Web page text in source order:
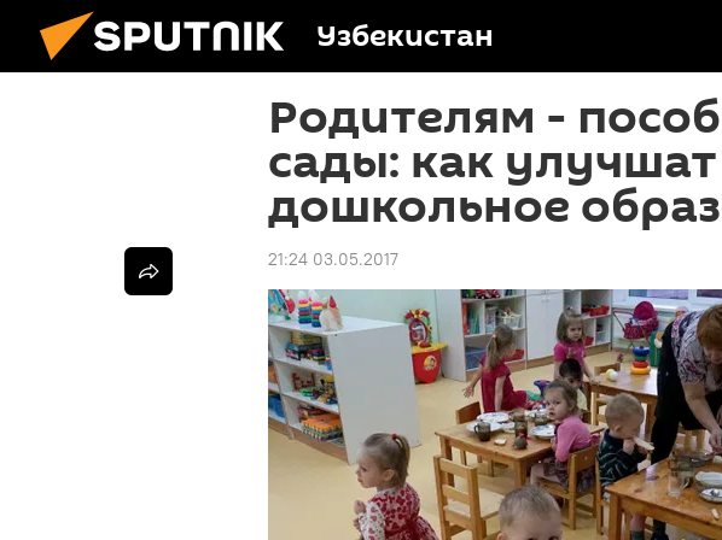
Узбекистан
Родителям -
сады: как улучшат
дошкольное
21:24 03.05.2017